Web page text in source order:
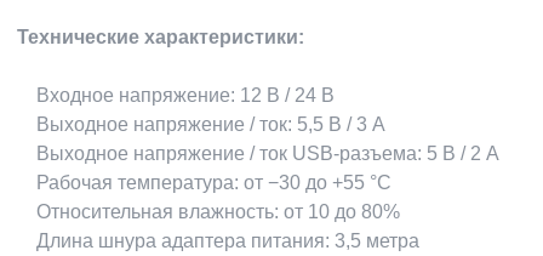
Технические характеристики:
Входное напряжение: 12 В / 24 В
Выходное напряжение / ток: 5,5 В / 3 А
Выходное напряжение / ток USB-разъема: 5 В / 2 А
Рабочая температура: от −30 до +55 °С
Относительная влажность: от 10 до 80%
Длина шнура адаптера питания: 3,5 метра